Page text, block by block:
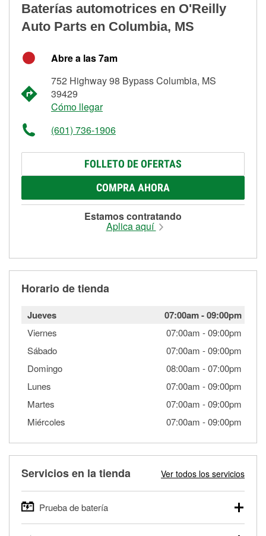
Baterías automotrices en O'Reilly
Auto Parts en Columbia, MS
Abre a las 7am
752 Highway 98 Bypass Columbia, MS
39429
Cómo llegar
(601) 736-1906
FOLLETO DE OFERTAS
COMPRA AHORA
Estamos contratando
Aplica aquí
Horario de tienda
Jueves 07:00am-09:00pm
Viernes 07:00am -09:00pm
Sábado
07:00am -09:00pm
Domingo
08:00am -07:00pm
Lunes
07:00am -09:00pm
Martes
07:00am -09:00pm
Miércoles
07:00am -09:00pm
Servicios en la tienda Ver todos los servicios
Prueba de batería